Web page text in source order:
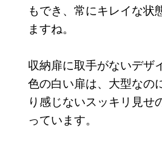
もでき、常にキレイな状
ますね。
収納扉に取手がないデザ
色の白い扉は、大型なの
り感じないスッキリ見せ
っています。